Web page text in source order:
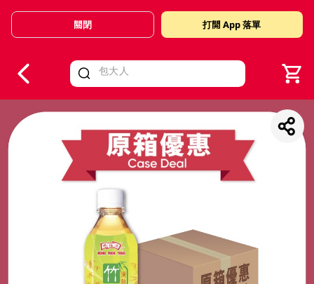
Valid Until 30 June 2026
關閉 打開 App 落單